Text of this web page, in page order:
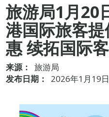
旅游局1月20
港国际旅客
惠 续拓国际
来源：
旅游局
发布日期：
2026年1月19